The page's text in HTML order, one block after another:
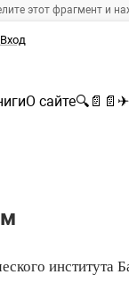
этот фрагмент и
Вход
О сайте🔍 📄 📄 ✈